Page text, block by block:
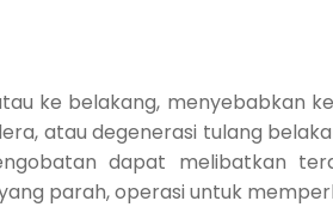
ke belakang, menyebabkan
atau degenerasi tulang
dapat melibatkan
parah, operasi untuk